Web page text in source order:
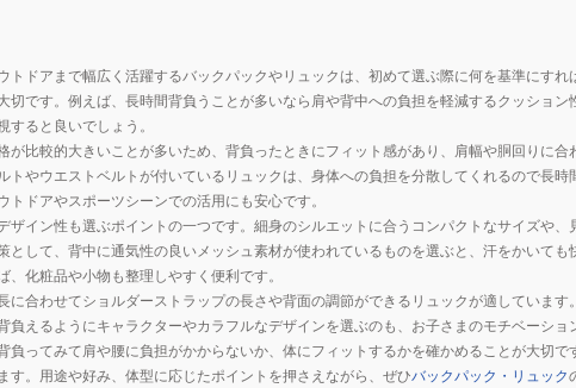
ッ
ク
トドアまで幅広く活躍するバックパックやリュックは、初めて選ぶ際に何を基準にす
切です。例えば、長時間背負うことが多いなら肩や背中への負担を軽減するクッショ
すると良いでしょう。
が比較的大きいことが多いため、背負ったときにフィット感があり、肩幅や胴回りに
トやウエストベルトが付いているリュックは、身体への負担を分散してくれるので長
トドアやスポーツシーンでの活用にも安心です。
ザイン性も選ぶポイントの一つです。細身のシルエットに合うコンパクトなサイズや
として、背中に通気性の良いメッシュ素材が使われているものを選ぶと、汗をかいて
、化粧品や小物も整理しやすく便利です。
に合わせてショルダーストラップの長さや背面の調節ができるリュックが適していま
負えるようにキャラクターやカラフルなデザインを選ぶのも、お子さまのモチベーショ
負ってみて肩や腰に負担がかからないか、体にフィットするかを確かめることが大切
す。用途や好み、体型に応じたポイントを押さえながら、ぜひバックパック・リュック